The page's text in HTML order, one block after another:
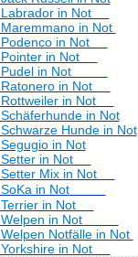
Labrador in Not
Maremmano in Not
Podenco in Not
Pointer in Not
Pudel in Not
Ratonero in Not
Rottweiler in Not
Schäferhunde in Not
Schwarze Hunde in Not
Segugio in Not
Setter in Not
Setter Mix in Not
SoKa in Not
Terrier in Not
Welpen in Not
Welpen Notfälle in Not
Yorkshire in Not